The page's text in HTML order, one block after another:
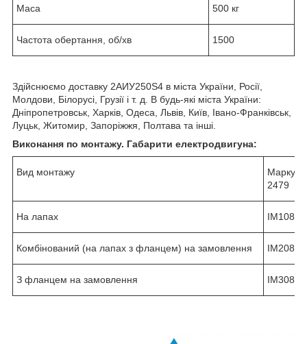
Маса 500 кг
Частота обертання, об/хв 1500
Здійснюємо доставку 2АИУ250Ѕ4 в міста України, Росії,
Молдови, Білорусі, Грузії і т. д. В будь-які міста України:
Дніпропетровськ, Харків, Одеса, Львів, Київ, Івано-Франківськ,
Луцьк, Житомир, Запоріжжя, Полтава та інші.
Виконання по монтажу. Габарити електродвигуна:
Вид монтажу
2479
На лапах IM1081
Комбінований (на лапах з фланцем) на замовлення IM2081
З фланцем на замовлення IM3081